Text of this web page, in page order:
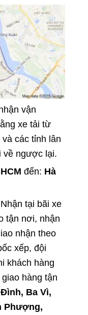
vận
xe tải từ
và các tỉnh lân
về ngược lại.
đến: Hà
tại bãi xe
tận nơi, nhận
nhận theo
xếp, đội
khách hàng
hàng tận
Ba Vì,
Phượng,